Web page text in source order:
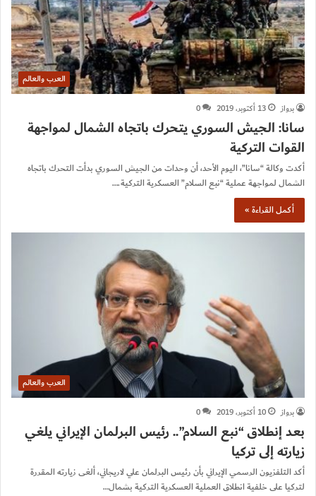
العرب والعالم
برواز
13 أكتوبر، 2019 0
سانا: الجيش السوري يتحرك باتجاه الشمال لمواجهة
القوات التركية
أكدت وكالة “سانا”، اليوم الأحد، أن وحدات من الجيش السوري بدأت التحرك باتجاه
الشمال لمواجهة عملية “نبع السلام” العسكرية التركية.…
أكمل القراءة »
العرب والعالم
برواز
10 أكتوبر، 2019 0
بعد إنطلاق “نبع السلام”.. رئيس البرلمان الإيراني يلغي
زيارته إلى تركيا
أكد التلفزيون الرسمي الإيراني بأن رئيس البرلمان علي لاريجاني، ألغى زيارته المقررة
لتركيا على خلفية انطلاق العملية العسكرية التركية بشمال…